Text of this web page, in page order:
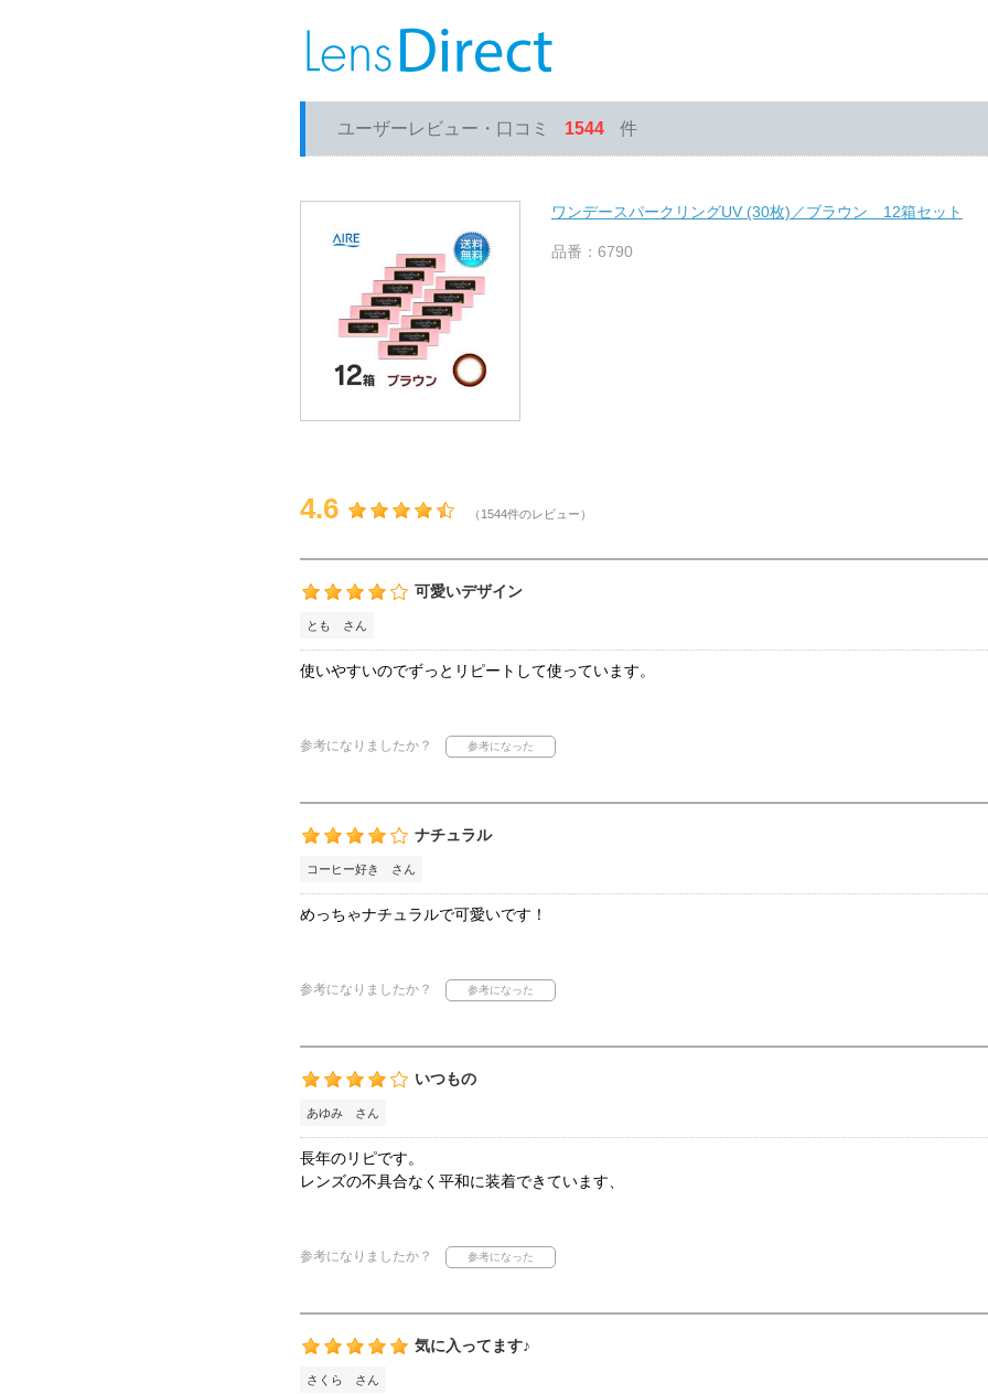
ユーザーレビュー・口コミ 1544 件
ワンデースパークリングUV (30枚)／ブラウン 12箱セット
品番：6790
4.6 （1544件のレビュー）
可愛いデザイン
とも さん
使いやすいのでずっとリピートして使っています。
参考になりましたか？
ナチュラル
コーヒー好き さん
めっちゃナチュラルで可愛いです！
参考になりましたか？
いつもの
あゆみ さん
長年のリピです。
レンズの不具合なく平和に装着できています、
参考になりましたか？
気に入ってます♪
さくら さん